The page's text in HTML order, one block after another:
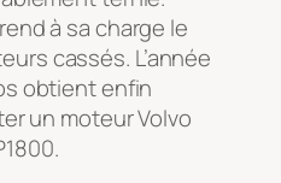
à sa charge le
cassés. L’année
obtient enfin
un moteur Volvo